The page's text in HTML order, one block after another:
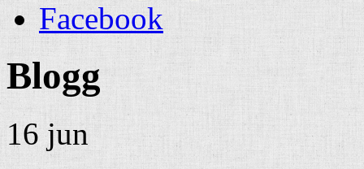
Facebook
Blogg
16 jun